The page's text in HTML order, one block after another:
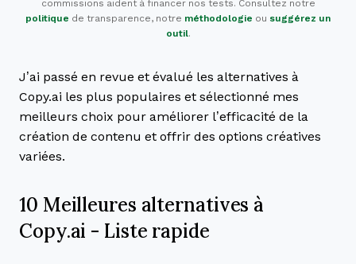
commissions aident à financer nos tests. Consultez notre
politique de transparence, notre méthodologie ou suggérez un
outil.
J’ai passé en revue et évalué les alternatives à
Copy.ai les plus populaires et sélectionné mes
meilleurs choix pour améliorer l’efficacité de la
création de contenu et offrir des options créatives
variées.
10 Meilleures alternatives à
Copy.ai - Liste rapide